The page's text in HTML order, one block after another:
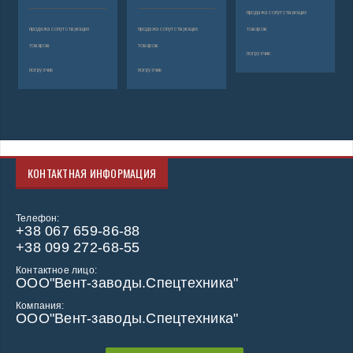
продажа сопутствующих
товаров
погрузчик
продажа сопутствующих
товаров
погрузчик
продажа сопутствующих
товаров
погрузчик
КОНТАКТНАЯ ИНФОРМАЦИЯ
Телефон:
+38 067 659-86-88
+38 099 272-68-55
Контактное лицо:
ООО"Вент-заводы.Спецтехника"
Компания:
ООО"Вент-заводы.Спецтехника"